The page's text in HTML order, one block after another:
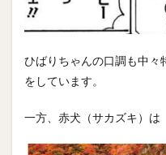
ひばりちゃんの口調も中々
をしています。
一方、赤犬（サカズキ）は